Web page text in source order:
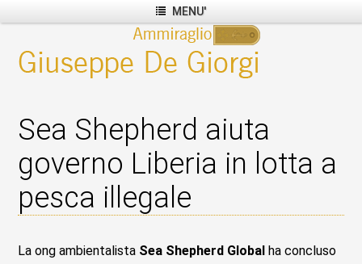
MENU'
Sea Shepherd aiuta
governo Liberia in lotta a
pesca illegale
La ong ambientalista Sea Shepherd Global ha concluso